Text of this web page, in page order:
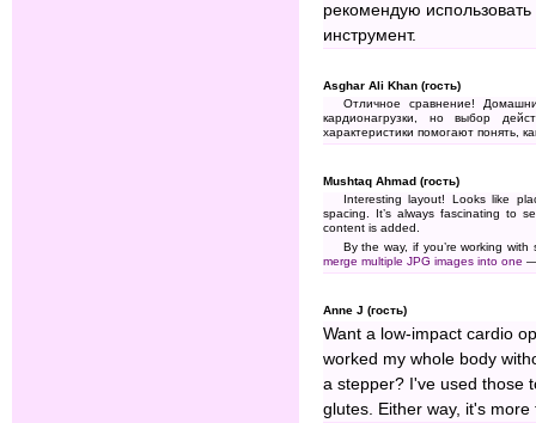
рекомендую использовать
инструмент.
Asghar Ali Khan (гость)
Отличное сравнение!
кардионагрузки, но выбор
характеристики помогают понять,
Mushtaq Ahmad (гость)
Interesting layout! Looks like
spacing. It’s always fascinating to
content is added.
By the way, if you’re working
merge multiple JPG images into one —
Anne J (гость)
Want a low-impact cardio
worked my whole body
a stepper? I've used those
glutes. Either way, it's